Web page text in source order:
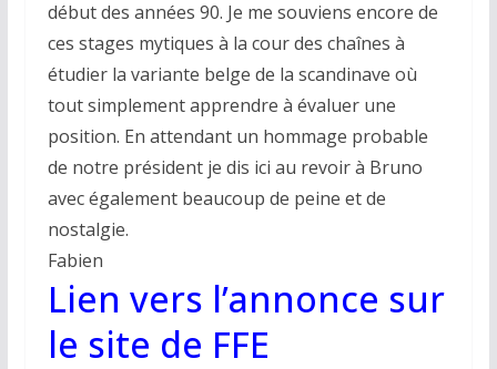
début des années 90. Je me souviens encore de
ces stages mytiques à la cour des chaînes à
étudier la variante belge de la scandinave où
tout simplement apprendre à évaluer une
position. En attendant un hommage probable
de notre président je dis ici au revoir à Bruno
avec également beaucoup de peine et de
nostalgie.
Fabien
Lien vers l’annonce sur
le site de FFE